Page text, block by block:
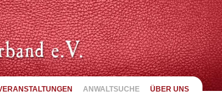
ANWALTSUCHE ÜBER UNS